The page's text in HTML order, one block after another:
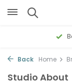
Back Home
Studio About